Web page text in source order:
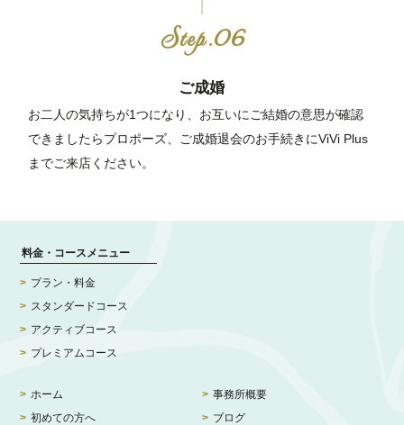
ご成婚
お二人の気持ちが1つになり、お互いにご結婚の意思が確認
できましたらプロポーズ、ご成婚退会のお手続きにViVi Plus
までご来店ください。
料金・コースメニュー
プラン・料金
スタンダードコース
アクティブコース
プレミアムコース
ホーム
初めての方へ
事務所概要
ブログ